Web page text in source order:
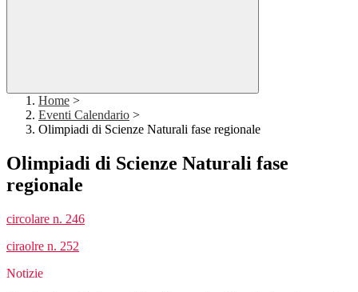
Home >
Eventi Calendario >
Olimpiadi di Scienze Naturali fase regionale
Olimpiadi di Scienze Naturali fase
regionale
circolare n. 246
ciraolre n. 252
Notizie